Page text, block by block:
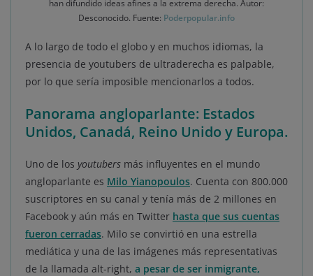
han difundido ideas afines a la extrema derecha. Autor:
Desconocido. Fuente: Poderpopular.info
A lo largo de todo el globo y en muchos idiomas, la
presencia de youtubers de ultraderecha es palpable,
por lo que sería imposible mencionarlos a todos.
Panorama angloparlante: Estados
Unidos, Canadá, Reino Unido y Europa.
Uno de los youtubers más influyentes en el mundo
angloparlante es Milo Yianopoulos. Cuenta con 800.000
suscriptores en su canal y tenía más de 2 millones en
Facebook y aún más en Twitter hasta que sus cuentas
fueron cerradas. Milo se convirtió en una estrella
mediática y una de las imágenes más representativas
de la llamada alt-right, a pesar de ser inmigrante,